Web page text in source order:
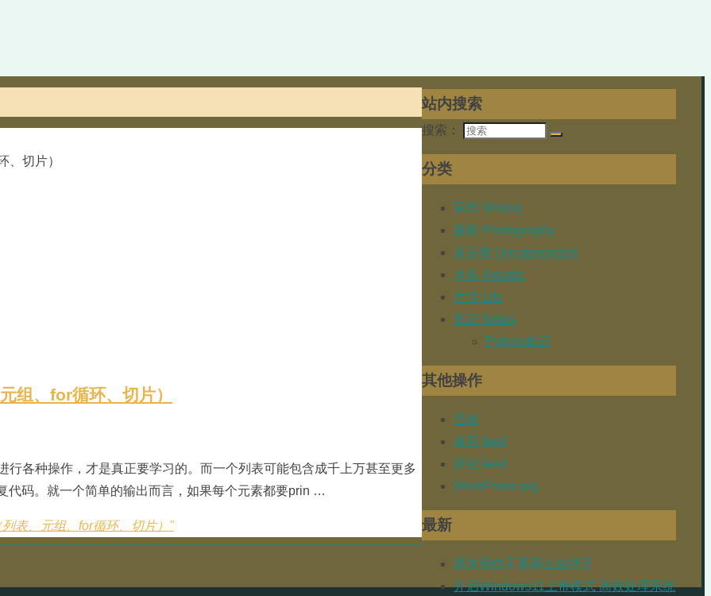
组、for循环、切片）
各种操作，才是真正要学习的。而一个列表可能包含成千上万甚至更多
代码。就一个简单的输出而言，如果每个元素都要prin …
表、元组、for循环、切片）"
站内搜索
搜索：
分类
写作 Writing
摄影 Photography
未分类 Uncategorized
水族 Aquatic
生活 Life
笔记 Notes
Python笔记
其他操作
登录
条目 feed
评论 feed
WordPress.org
最新
原来我也不是那么放得开
开启Windows11上帝模式 高效处理系统